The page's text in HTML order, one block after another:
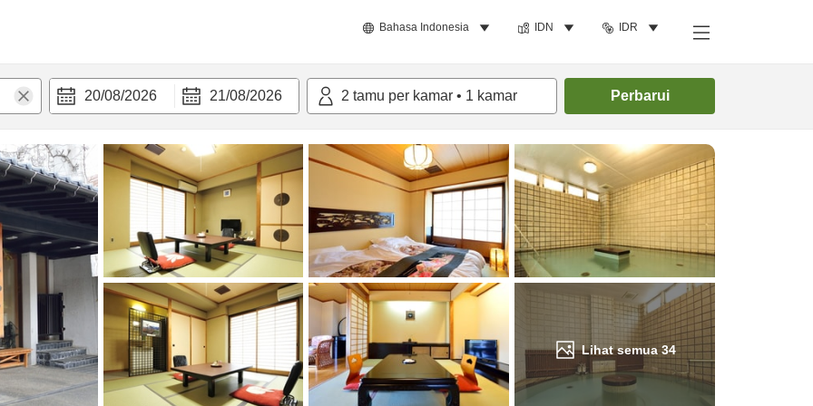
Bahasa Indonesia IDN IDR
20/08/2026 21/08/2026 2 tamu per kamar • 1 kamar Perbarui
Lihat semua34
Cari kamar